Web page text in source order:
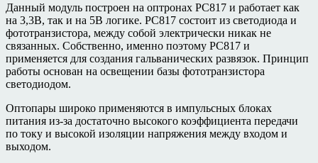
Данный модуль построен на оптронах PC817 и работает как
на 3,3В, так и на 5В логике. PC817 состоит из светодиода и
фототранзистора, между собой электрически никак не
связанных. Собственно, именно поэтому PC817 и
применяется для создания гальванических развязок. Принцип
работы основан на освещении базы фототранзистора
светодиодом.
Оптопары широко применяются в импульсных блоках
питания из-за достаточно высокого коэффициента передачи
по току и высокой изоляции напряжения между входом и
выходом.